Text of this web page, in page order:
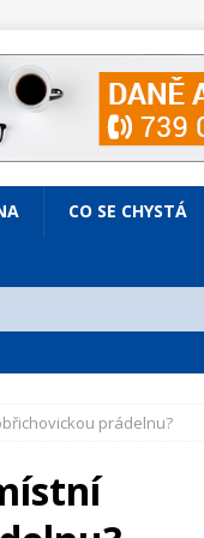
CO SE CHYSTÁ
prádelnu?